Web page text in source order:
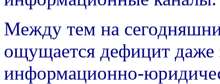
Между тем на
ощущается дефицит даже
информационно-